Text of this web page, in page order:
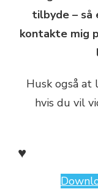
tilbyde –
kontakte mig
Husk også at
hvis du vil
♥